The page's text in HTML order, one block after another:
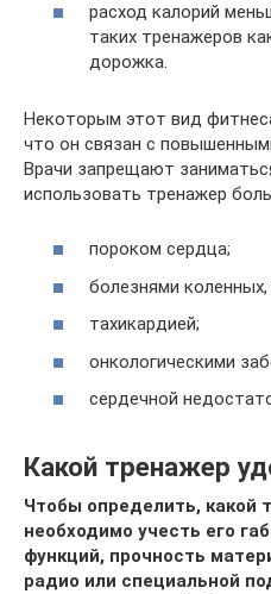
расход калорий
таких тренажеров
дорожка.
Некоторым этот вид
что он связан с
Врачи запрещают
использовать тренажер
пороком сердца;
болезнями
тахикардией;
онкологическими
сердечной
Какой тренажер
Чтобы определить, какой
необходимо учесть его
функций, прочность
радио или специальной